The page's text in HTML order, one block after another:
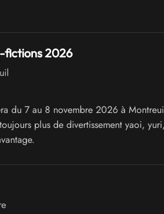
fictions 2026
du 7 au 8 novembre 2026 à
plus de divertissement yaoi,